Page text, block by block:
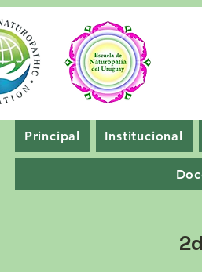
Principal Institucional